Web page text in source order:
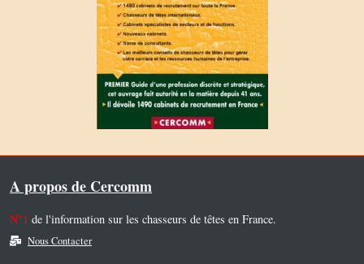
A propos de Cercomm
N°1 de l'information sur les chasseurs de têtes en France.
Nous Contacter